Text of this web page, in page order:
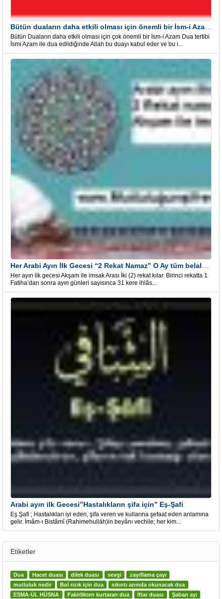
Bütün Duaların daha etkili olması için çok önemli bir İsm-i Azam Dua tertibi
İsmi Azam ile dua edildiğinde Allah bu duayı kabul eder ve bu i...
Her ayın ilk gecesi Akşam ile imsak Arası İki (2) rekat kılar. Birinci rekatta 1
Fatiha’dan sonra ayın günleri sayısınca 31 kere ihlâs...
Arabi ayın ilk Gecesi”Hastalıkların şifa için” Eş-Şafi
Eş Şafi ; Hastalıkları iyi eden, şifa veren ve kullarına şefaat eden anlamına
gelir. İmâm-ı Bistâmî (Rahimehulláh)in beyânı vechile; her kim...
Etiketler
Dua Hacet duası dilek duası sevgi
zayıflama çayı
mutluluk nedir
Bol rızık için dua
sıkıntı anında okunacak dua
ESMA-ÜL HÜSNA
Fakirlikten kurtaran dua İftar duası Şaban ayı